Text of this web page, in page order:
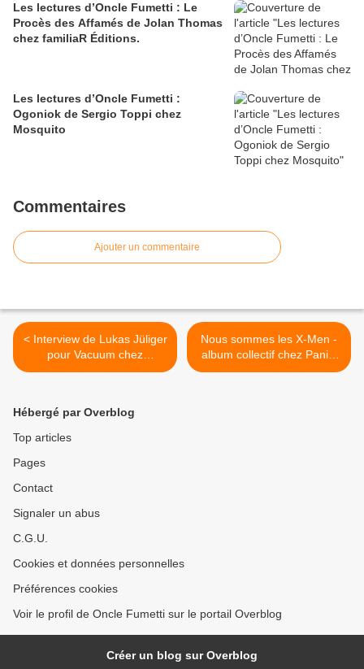
Les lectures d’Oncle Fumetti : Le
Procès des Affamés de Jolan Thomas
chez familiaR Éditions.
Les lectures d’Oncle Fumetti :
Ogoniok de Sergio Toppi chez
Mosquito
Commentaires
Ajouter un commentaire
< Interview de Lukas Jüliger
pour Vacuum chez
Rackham.
Nous sommes les X-Men -
album collectif chez Panini
Comics >
Hébergé par Overblog
Top articles
Pages
Contact
Signaler un abus
C.G.U.
Cookies et données personnelles
Préférences cookies
Voir le profil de Oncle Fumetti sur le portail Overblog
Créer un blog sur Overblog